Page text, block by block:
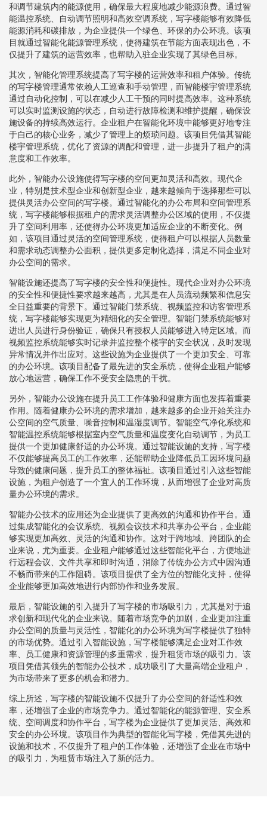
和调节建筑内的能源使用，确保最大程度地减少能源浪费。通过智
能温控系统、自动调节照明和高效空调系统，写字楼能够有效降低
能源消耗和碳排放，为企业提供一个绿色、环保的办公环境。该项
目就通过智能化能源管理系统，使得建筑在节能方面表现出色，不
仅提升了建筑的运营效率，也帮助入驻企业实现了其绿色目标。
其次，智能化管理系统提高了写字楼的运营效率和租户体验。传统
的写字楼管理通常依赖人工巡查和手动管理，而智能楼宇管理系统
通过自动化控制，可以在减少人工干预的同时提高效率。这种系统
可以实时监测设施的状态，自动进行故障检测和维护提醒，确保设
施设备的持续高效运行。企业租户在智能化环境中能够更好地专注
于自己的核心业务，减少了管理上的烦琐问题。该项目凭借其智能
楼宇管理系统，优化了资源的调配和管理，进一步提升了租户的满
意度和工作效率。
此外，智能办公设施使得写字楼的空间更加灵活和高效。现代企
业，特别是技术型企业和创新型企业，越来越倾向于选择那些可以
提供灵活办公空间的写字楼。通过智能化的办公布局和空间管理系
统，写字楼能够根据租户的需求灵活调整办公区域的使用，不仅提
升了空间利用率，还使得办公环境更加适应企业的不断变化。例
如，该项目通过灵活的空间管理系统，使得租户可以根据人员数量
和需求动态调整办公面积，提供更多定制化选择，满足不同企业对
办公空间的需求。
智能设施还提高了写字楼的安全性和便捷性。现代企业对办公环境
的安全性和便捷性要求越来越高，尤其是在人员流动频繁和信息安
全日益重要的背景下。通过智能门禁系统、视频监控和访客管理系
统，写字楼能够实现更为精细化的安全管理。智能门禁系统能够对
进出人员进行身份验证，确保只有授权人员能够进入特定区域。而
视频监控系统能够实时记录并监控整个楼宇的安全状况，及时发现
异常情况并作出应对。这些设施为企业提供了一个更加安全、可靠
的办公环境。该项目配备了最先进的安全系统，使得企业租户能够
放心地运营，确保工作不受安全隐患的干扰。
另外，智能办公设施在提升员工工作体验和健康方面也发挥着重要
作用。随着健康办公环境的需求增加，越来越多的企业开始关注办
公空间的空气质量、噪音控制和温湿度调节。智能空气净化系统和
智能温控系统能够根据室内空气质量和温度变化自动调节，为员工
提供一个更加健康舒适的办公环境。通过智能设施的支持，写字楼
不仅能够提高员工的工作效率，还能帮助企业降低员工因环境问题
导致的健康问题，提升员工的整体福祉。该项目通过引入这些智能
设施，为租户创造了一个宜人的工作环境，从而增强了企业对高质
量办公环境的需求。
智能办公技术的应用还为企业提供了更高效的沟通和协作平台。通
过集成智能化的会议系统、视频会议技术和共享办公平台，企业能
够实现更加高效、灵活的沟通和协作。这对于跨地域、跨团队的企
业来说，尤为重要。企业租户能够通过这些智能化平台，方便地进
行远程会议、文件共享和即时沟通，消除了传统办公方式中因沟通
不畅而带来的工作阻碍。该项目提供了全方位的智能化支持，使得
企业能够更加高效地进行内部协作和业务发展。
最后，智能设施的引入提升了写字楼的市场吸引力，尤其是对于追
求创新和现代化的企业来说。随着市场竞争的加剧，企业更加注重
办公空间的质量与灵活性，智能化的办公环境为写字楼提供了独特
的市场优势。通过引入智能设施，写字楼能够满足企业对工作效
率、员工健康和资源管理的多重需求，提升租赁市场的吸引力。该
项目凭借其领先的智能办公技术，成功吸引了大量高端企业租户，
为市场带来了更多的机会和潜力。
综上所述，写字楼的智能设施不仅提升了办公空间的舒适性和效
率，还增强了企业的市场竞争力。通过智能化的能源管理、安全系
统、空间调度和协作平台，写字楼为企业提供了更加灵活、高效和
安全的办公环境。该项目作为典型的智能化写字楼，凭借其先进的
设施和技术，不仅提升了租户的工作体验，还增强了企业在市场中
的吸引力，为租赁市场注入了新的活力。